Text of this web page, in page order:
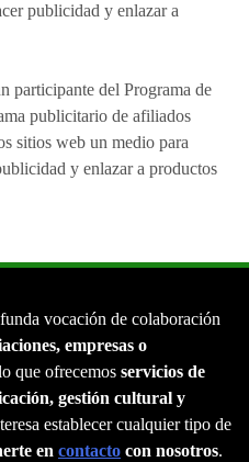
publicidad y enlazar a
del Programa de
publicitario de afiliados
sitios web un medio para
y enlazar a productos
vocación de colaboración
empresas o
que ofrecemos servicios de
gestión cultural y
establecer cualquier tipo de
en contacto con nosotros.